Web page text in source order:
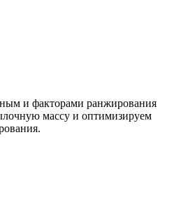
и факторами ранжирования
массу и оптимизируем